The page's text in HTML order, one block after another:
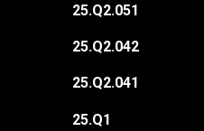
25.Q2.051
25.Q2.042
25.Q2.041
25.Q1